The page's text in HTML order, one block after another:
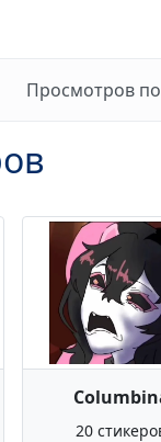
Просмотров
20